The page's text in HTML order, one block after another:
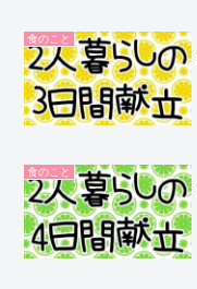
食のこと
食のこと